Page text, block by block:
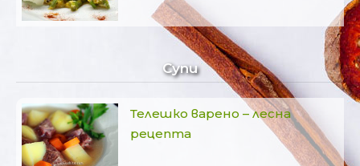
Супи
Телешко варено – лесна
рецепта